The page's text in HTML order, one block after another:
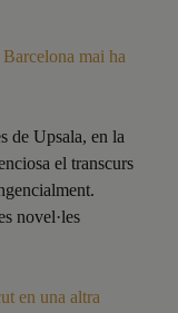
mai ha
de Upsala, en la
el transcurs
novel·les
en una altra